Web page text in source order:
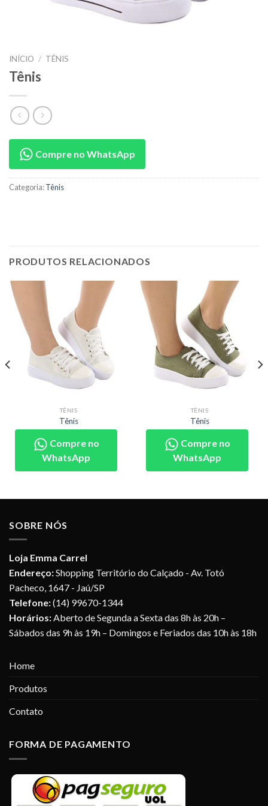
INÍCIO / TÊNIS
Tênis
Compre no WhatsApp
Categoria:Tênis
PRODUTOS RELACIONADOS
TÊNIS
Tênis
Compre no
WhatsApp
TÊNIS
Tênis
Compre no
WhatsApp
SOBRE NÓS
Loja Emma Carrel
Endereço:Shopping Território do Calçado - Av. Totó
Pacheco, 1647 - Jaú/SP
Telefone:(14) 99670-1344
Horários:Aberto de Segunda a Sexta das 8h às 20h –
Sábados das 9h às 19h – Domingos e Feriados das 10h às 18h
Home
Produtos
Contato
FORMA DE PAGAMENTO